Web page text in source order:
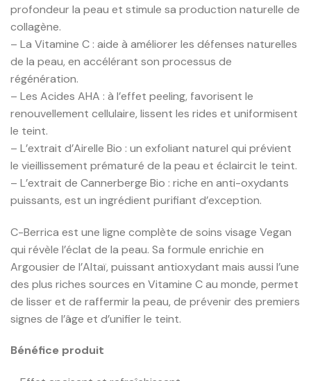
profondeur la peau et stimule sa production naturelle de
collagène.
– La Vitamine C : aide à améliorer les défenses naturelles
de la peau, en accélérant son processus de
régénération.
– Les Acides AHA : à l’effet peeling, favorisent le
renouvellement cellulaire, lissent les rides et uniformisent
le teint.
– L’extrait d’Airelle Bio : un exfoliant naturel qui prévient
le vieillissement prématuré de la peau et éclaircit le teint.
– L’extrait de Cannerberge Bio : riche en anti-oxydants
puissants, est un ingrédient purifiant d’exception.
C-Berrica est une ligne complète de soins visage Vegan
qui révèle l’éclat de la peau. Sa formule enrichie en
Argousier de l’Altaï, puissant antioxydant mais aussi l’une
des plus riches sources en Vitamine C au monde, permet
de lisser et de raffermir la peau, de prévenir des premiers
signes de l’âge et d’unifier le teint.
Bénéfice produit